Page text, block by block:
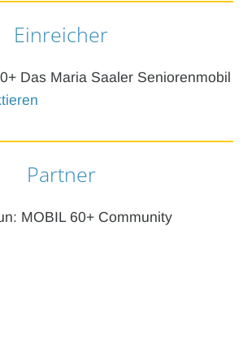
Einreicher
Das Maria Saaler Seniorenmobil
Partner
MOBIL 60+ Community